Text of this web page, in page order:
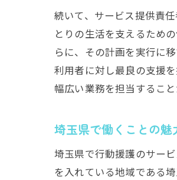
続いて、サービス提供責
とりの生活を支えるため
らに、その計画を実行に
利用者に対し最良の支援
幅広い業務を担当すること
埼玉県で働くことの魅
埼玉県で行動援護のサー
を入れている地域である